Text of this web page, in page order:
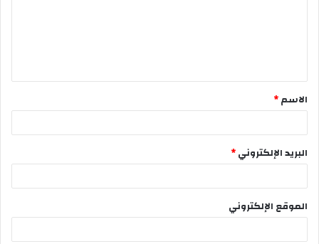
الاسم*
البريد الإلكتروني*
الموقع الإلكتروني